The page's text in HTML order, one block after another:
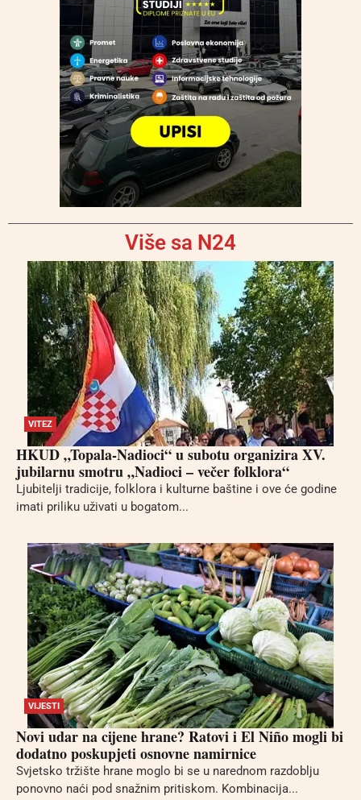
Više sa N24
VITEZ
HKUD „Topala-Nadioci“ u subotu organizira XV.
jubilarnu smotru „Nadioci – večer folklora“
Ljubitelji tradicije, folklora i kulturne baštine i ove će godine
imati priliku uživati u bogatom...
VIJESTI
Novi udar na cijene hrane? Ratovi i El Niño mogli bi
dodatno poskupjeti osnovne namirnice
Svjetsko tržište hrane moglo bi se u narednom razdoblju
ponovno naći pod snažnim pritiskom. Kombinacija...